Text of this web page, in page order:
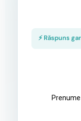
⚡ Răspuns
Prenume